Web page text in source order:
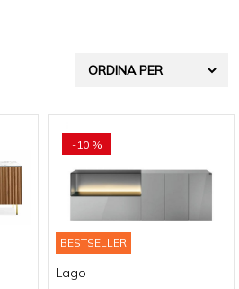
-10 %
BESTSELLER
Lago